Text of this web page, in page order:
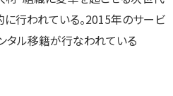
行われている。2015年のサービ
タル移籍が行なわれている